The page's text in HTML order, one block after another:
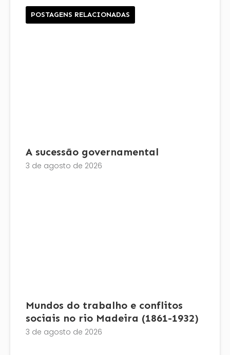
POSTAGENS RELACIONADAS
A sucessão governamental
3 de agosto de 2026
Mundos do trabalho e conflitos
sociais no rio Madeira (1861-1932)
3 de agosto de 2026